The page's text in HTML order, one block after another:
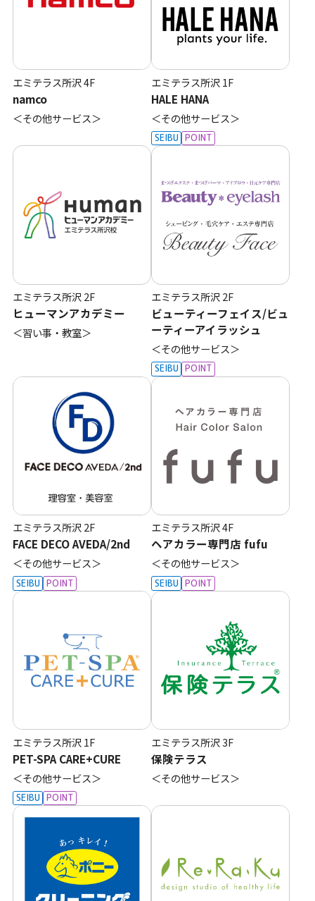
エミテラス所沢4F
namco
＜その他サービス＞
エミテラス所沢 1F
HALE HANA
＜その他サービス＞
SEIBU POINT
エミテラス所沢2F
ヒューマンアカデミー
＜習い事・教室＞
エミテラス所沢2F
ビューティーフェイス/ビュ
ーティーアイラッシュ
＜その他サービス＞
SEIBU POINT
エミテラス所沢2F
FACE DECO AVEDA/2nd
＜その他サービス＞
SEIBU POINT
エミテラス所沢4F
ヘアカラー専門店 fufu
＜その他サービス＞
SEIBU POINT
エミテラス所沢 1F
PET-SPA CARE+CURE
＜その他サービス＞
SEIBU POINT
エミテラス所沢3F
保険テラス
＜その他サービス＞